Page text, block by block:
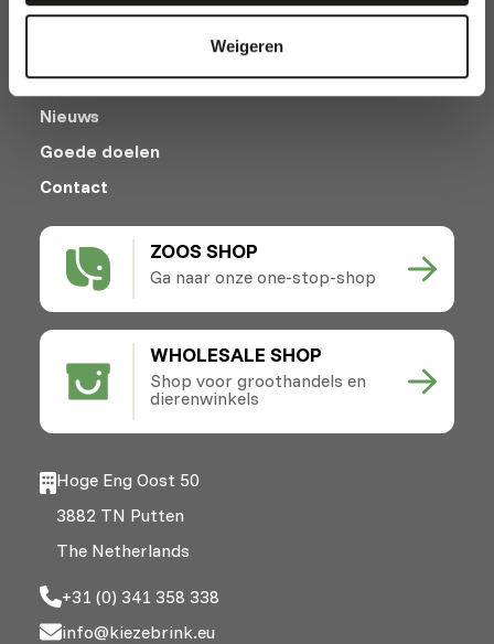
Weigeren
ZOOS SHOP
Ga naar onze one-stop-shop
WHOLESALE SHOP
Shop voor groothandels en
dierenwinkels
Afhalen en bezorgen
Locaties
Nieuws
Goede doelen
Contact
Hoge Eng Oost 50
3882 TN Putten
The Netherlands
+31 (0) 341 358 338
info@kiezebrink.eu